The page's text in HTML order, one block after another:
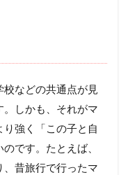
などの共通点が見
しかも、それがマ
強く「この子と自
です。たとえば、
昔旅行で行ったマ